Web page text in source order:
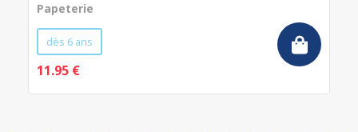
Papeterie
dès 6 ans
11.95 €